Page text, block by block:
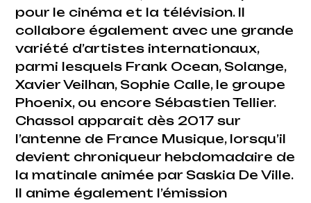
pour le cinéma et la télévision. Il
collabore également avec une grande
variété d’artistes internationaux,
parmi lesquels Frank Ocean, Solange,
Xavier Veilhan, Sophie Calle, le groupe
Phoenix, ou encore Sébastien Tellier.
Chassol apparait dès 2017 sur
l’antenne de France Musique, lorsqu’il
devient chroniqueur hebdomadaire de
la matinale animée par Saskia De Ville.
Il anime également l’émission